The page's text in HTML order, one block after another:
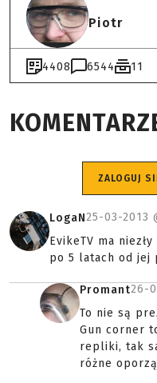
Piotr
4408 6544 11
ZALOGUJ
LogaN25-03-2013
EvikeTV ma
po 5 latach od jej
Promant26-
To nie są
Gun corner
repliki, tak
różne